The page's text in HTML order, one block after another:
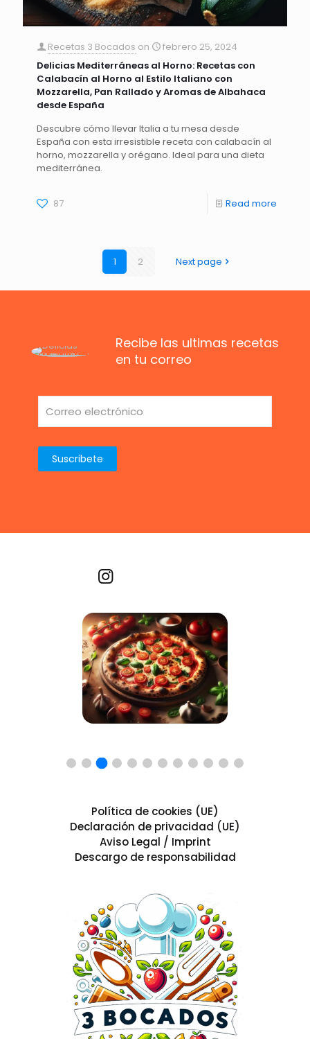
Recetas 3 Bocados on
febrero 25, 2024
Delicias Mediterráneas al Horno: Recetas con
Calabacín al Horno al Estilo Italiano con
Mozzarella, Pan Rallado y Aromas de Albahaca
desde España
Descubre cómo llevar Italia a tu mesa desde
España con esta irresistible receta con calabacín al
horno, mozzarella y orégano. Ideal para una dieta
mediterránea.
87 Read more
1 2 Next page
Recibe las ultimas recetas
en tu correo
Política de cookies (UE)
Declaración de privacidad (UE)
Aviso Legal / Imprint
Descargo de responsabilidad